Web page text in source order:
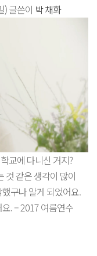
)글쓴이 박 채화
교에 다니신 거지?
것 같은 생각이 많이
구나 알게 되었어요.
. – 2017 여름연수